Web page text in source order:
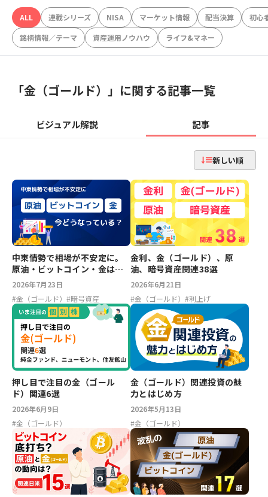
ALL 連載シリーズ NISA マーケット情報 配当決算
初心
銘柄情報／テーマ
資産運用ノウハウ ライフ&マネー
「金（ゴールド） 」に関する記事一覧
ビジュアル解説 記事
新しい順
中東情勢で相場が不安定に。
原油・ビットコイン・金は今
どうなっている？
2026年7月23日
#金（ゴールド） #暗号資産
金利、金（ゴールド）、原
油、暗号資産関連38選
2026年6月21日
#金（ゴールド） #利上げ
押し目で注目の金（ゴール
ド）関連6選
2026年6月9日
#金（ゴールド）
金（ゴールド）関連投資の魅
力とはじめ方
2026年5月13日
#金（ゴールド）